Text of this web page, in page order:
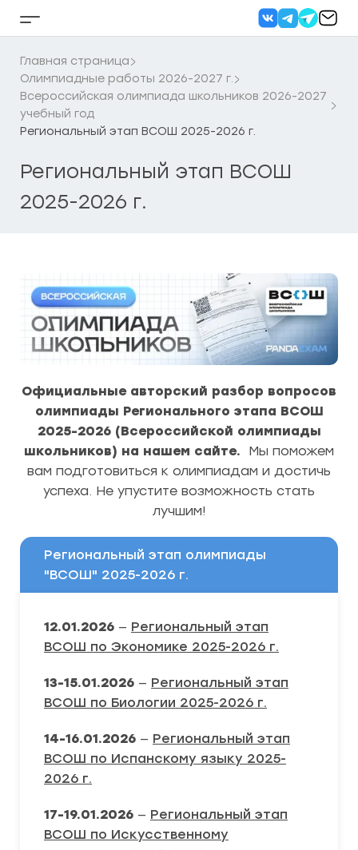
Кнопка
бокового
меню
Главная страница
Олимпиадные работы 2026-2027 г.
Всероссийская олимпиада школьников 2026-2027
учебный год
Региональный этап ВСОШ 2025-2026 г.
Региональный этап ВСОШ
2025-2026 г.
Официальные авторский разбор вопросов
олимпиады Регионального этапа ВСОШ
2025-2026 (Всероссийской олимпиады
школьников) на нашем сайте.
Мы поможем
вам подготовиться к олимпиадам и достичь
успеха. Не упустите возможность стать
лучшим!
Региональный этап олимпиады
"ВСОШ" 2025-2026 г.
12.01.2026 — Региональный этап
ВСОШ по Экономике 2025-2026 г.
13-15.01.2026 — Региональный этап
ВСОШ по Биологии 2025-2026 г.
14-16.01.2026 — Региональный этап
ВСОШ по Испанскому языку 2025-
2026 г.
17-19.01.2026 — Региональный этап
ВСОШ по Искусственному